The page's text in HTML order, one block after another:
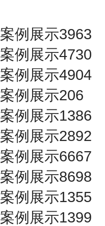
案例展示3963
案例展示4730
案例展示4904
案例展示206
案例展示1386
案例展示2892
案例展示6667
案例展示8698
案例展示1355
案例展示1399